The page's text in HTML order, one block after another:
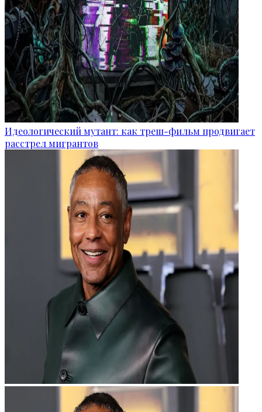
Идеологический мутант: как треш-фильм продвигает
расстрел мигрантов